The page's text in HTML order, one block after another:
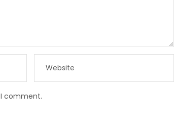
comment.